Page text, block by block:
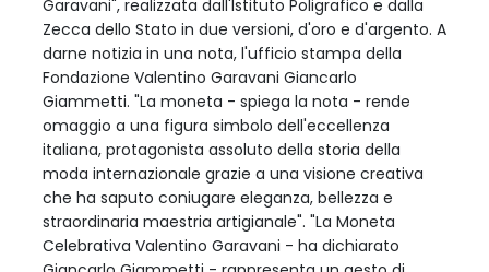
Garavani", realizzata dall'Istituto Poligrafico e dalla
Zecca dello Stato in due versioni, d'oro e d'argento. A
darne notizia in una nota, l'ufficio stampa della
Fondazione Valentino Garavani Giancarlo
Giammetti. "La moneta - spiega la nota - rende
omaggio a una figura simbolo dell'eccellenza
italiana, protagonista assoluto della storia della
moda internazionale grazie a una visione creativa
che ha saputo coniugare eleganza, bellezza e
straordinaria maestria artigianale". "La Moneta
Celebrativa Valentino Garavani - ha dichiarato